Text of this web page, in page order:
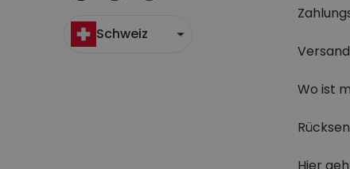
Schweiz
Wo ist
Hier